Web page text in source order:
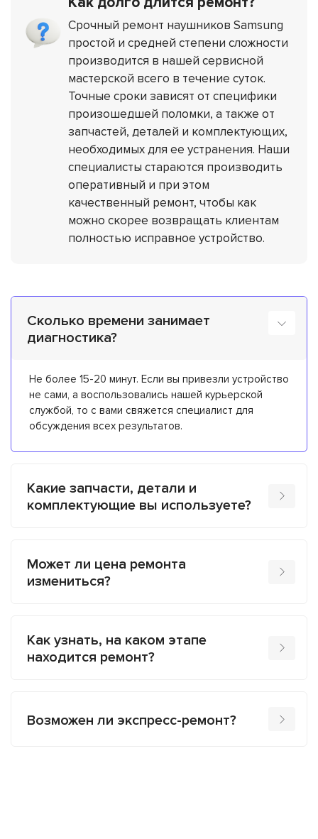
Срочный ремонт наушников Samsung
простой и средней степени сложности
производится в нашей сервисной
мастерской всего в течение суток.
Точные сроки зависят от специфики
произошедшей поломки, а также от
запчастей, деталей и комплектующих,
необходимых для ее устранения. Наши
специалисты стараются производить
оперативный и при этом
качественный ремонт, чтобы как
можно скорее возвращать клиентам
полностью исправное устройство.
Сколько времени занимает
диагностика?
Не более 15-20 минут. Если вы привезли устройство
не сами, а воспользовались нашей курьерской
службой, то с вами свяжется специалист для
обсуждения всех результатов.
Какие запчасти, детали и
комплектующие вы используете?
Может ли цена ремонта
измениться?
Как узнать, на каком этапе
находится ремонт?
Возможен ли экспресс-ремонт?